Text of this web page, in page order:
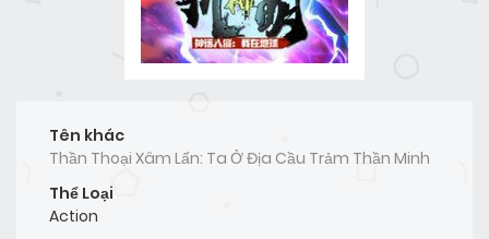
Tên khác
Thần Thoại Xâm Lấn: Ta Ở Địa Cầu Trảm Thần Minh
Thể Loại
Action